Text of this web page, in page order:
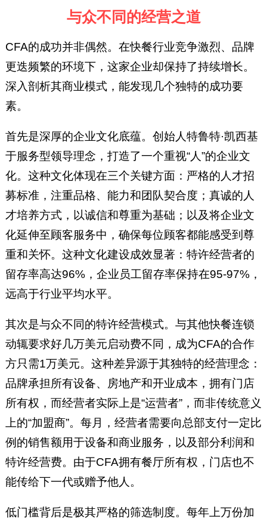
与众不同的经营之道
CFA的成功并非偶然。在快餐行业竞争激烈、品牌
更迭频繁的环境下，这家企业却保持了持续增长。
深入剖析其商业模式，能发现几个独特的成功要
素。
首先是深厚的企业文化底蕴。创始人特鲁特·凯西基
于服务型领导理念，打造了一个重视“人”的企业文
化。这种文化体现在三个关键方面：严格的人才招
募标准，注重品格、能力和团队契合度；真诚的人
才培养方式，以诚信和尊重为基础；以及将企业文
化延伸至顾客服务中，确保每位顾客都能感受到尊
重和关怀。这种文化建设成效显著：特许经营者的
留存率高达96%，企业员工留存率保持在95-97%，
远高于行业平均水平。
其次是与众不同的特许经营模式。与其他快餐连锁
动辄要求好几万美元启动费不同，成为CFA的合作
方只需1万美元。这种差异源于其独特的经营理念：
品牌承担所有设备、房地产和开业成本，拥有门店
所有权，而经营者实际上是“运营者”，而非传统意义
上的“加盟商”。每月，经营者需要向总部支付一定比
例的销售额用于设备和商业服务，以及部分利润和
特许经营费。由于CFA拥有餐厅所有权，门店也不
能传给下一代或赠予他人。
低门槛背后是极其严格的筛选制度。每年上万份加